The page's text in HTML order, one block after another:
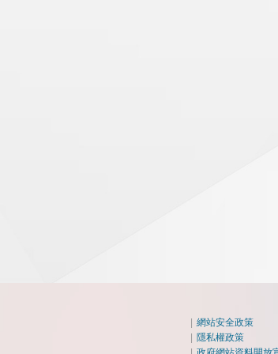
|網站安全政策
|隱私權政策